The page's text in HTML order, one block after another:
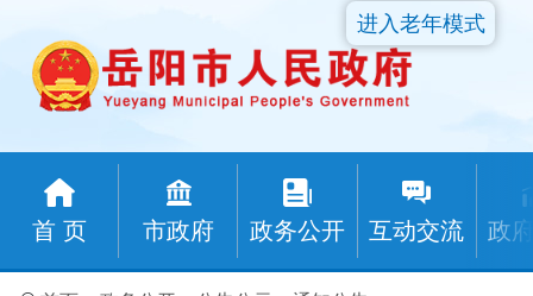
首 页 市政府 政务公开 互动交流 政
进入老年模式